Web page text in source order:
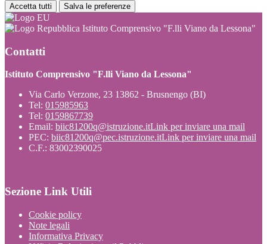
Accetta tutti Salva le preferenze
Istituto Comprensivo "F.lli Viano da Lessona"
Contatti
Istituto Comprensivo "F.lli Viano da Lessona"
Via Carlo Verzone, 23 13862 - Brusnengo (BI)
Tel: 015985963
Tel: 0159867739
Email: biic81200q@istruzione.itLink per inviare una mail
PEC: biic81200q@pec.istruzione.itLink per inviare una mail
C.F.: 83002390025
Sezione Link Utili
Cookie policy
Note legali
Informativa Privacy